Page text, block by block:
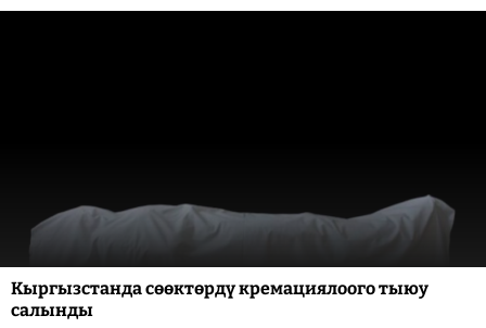
Кыргызстанда сөөктөрдү кремациялоого тыюу
салынды